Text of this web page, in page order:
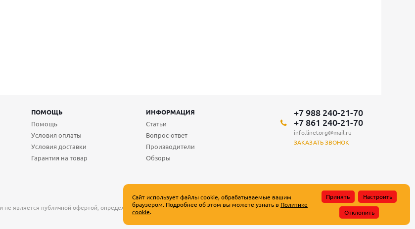
ПОМОЩЬ
ИНФОРМАЦИЯ
Помощь
Условия оплаты
Условия доставки
Гарантия на товар
Статьи
Вопрос-ответ
Производители
Обзоры
+7 988 240-21-70
+7 861 240-21-70
info.linetorg@mail.ru
ЗАКАЗАТЬ ЗВОНОК
не является публичной офертой, определяемой положениями Статьи 437 Гражданского кодекса Российской Федерации.
Сайт использует файлы cookie, обрабатываемые вашим
браузером. Подробнее об этом вы можете узнать в Политике
cookie.
Принять
Настроить
Отклонить